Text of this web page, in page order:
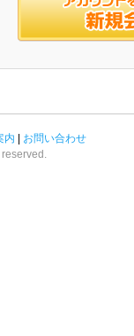
内
お問い合わせ